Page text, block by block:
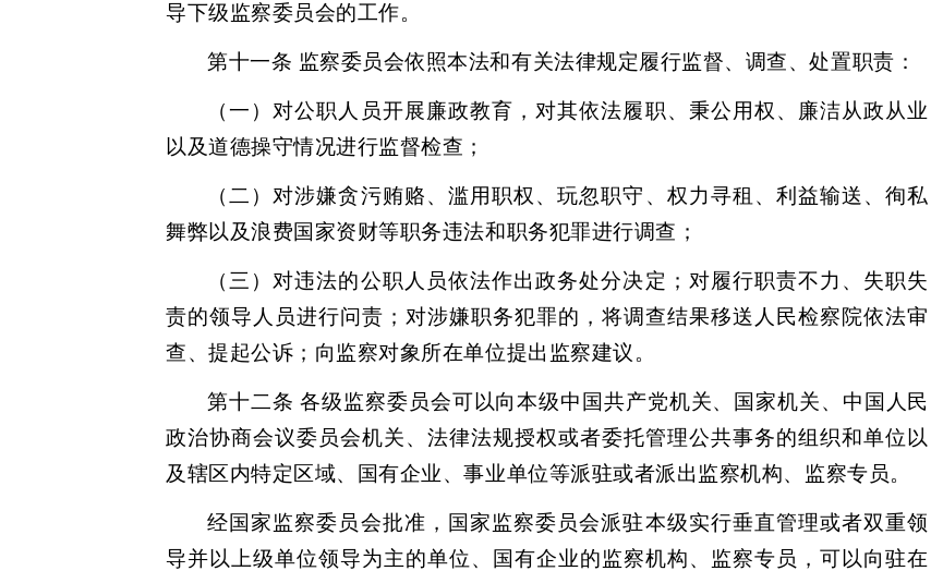
导下级监察委员会的工作。
第十一条 监察委员会依照本法和有关法律规定履行监督、调查、处置职责：
（一）对公职人员开展廉政教育，对其依法履职、秉公用权、廉洁从政从业
以及道德操守情况进行监督检查；
（二）对涉嫌贪污贿赂、滥用职权、玩忽职守、权力寻租、利益输送、徇私
舞弊以及浪费国家资财等职务违法和职务犯罪进行调查；
（三）对违法的公职人员依法作出政务处分决定；对履行职责不力、失职失
责的领导人员进行问责；对涉嫌职务犯罪的，将调查结果移送人民检察院依法审
查、提起公诉；向监察对象所在单位提出监察建议。
第十二条 各级监察委员会可以向本级中国共产党机关、国家机关、中国人民
政治协商会议委员会机关、法律法规授权或者委托管理公共事务的组织和单位以
及辖区内特定区域、国有企业、事业单位等派驻或者派出监察机构、监察专员。
经国家监察委员会批准，国家监察委员会派驻本级实行垂直管理或者双重领
导并以上级单位领导为主的单位、国有企业的监察机构、监察专员，可以向驻在